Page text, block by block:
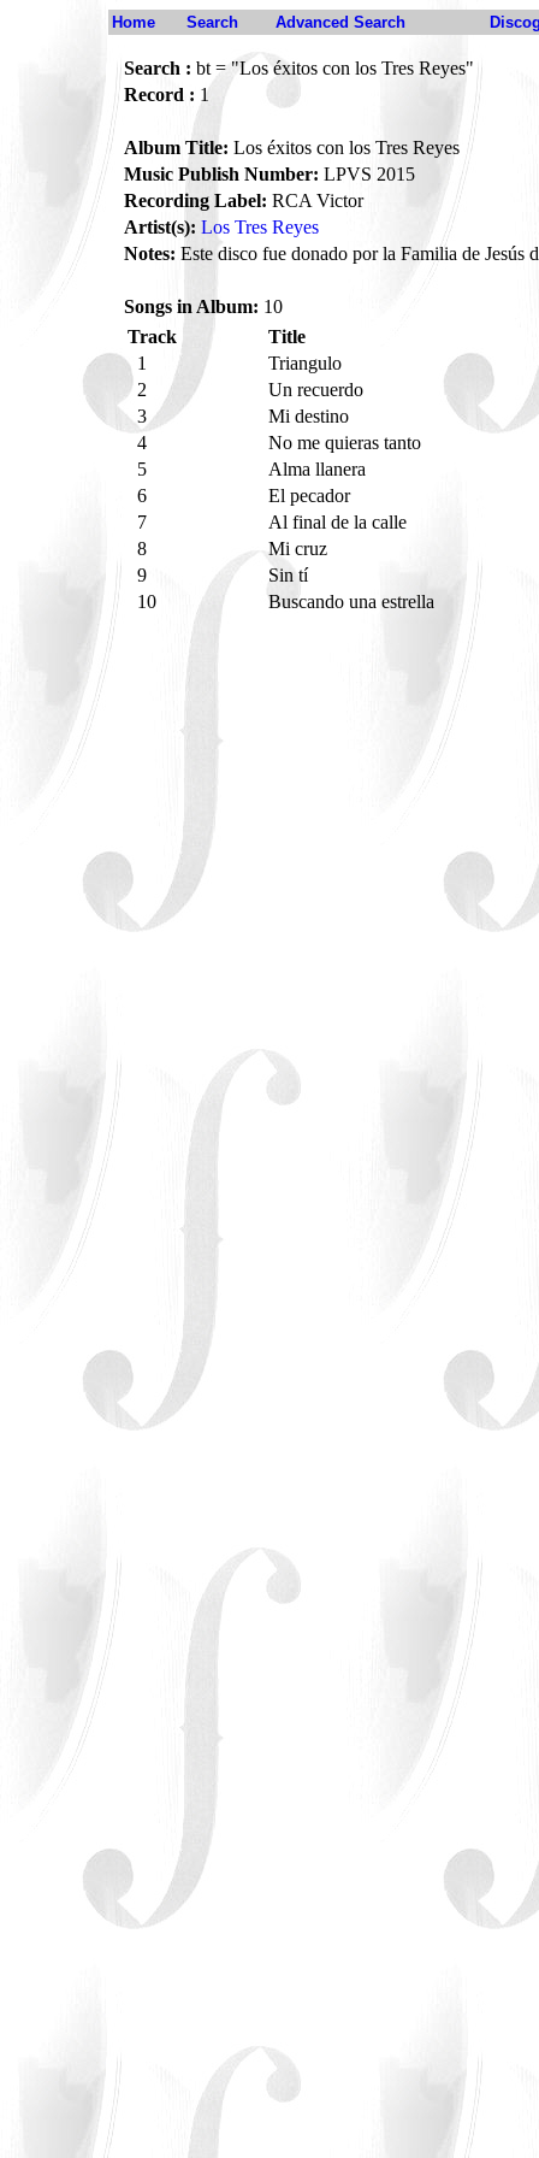
Home Search Advanced Search
Search : bt = "Los éxitos con los Tres Reyes"
Record : 1
Album Title: Los éxitos con los Tres Reyes
Music Publish Number: LPVS 2015
Recording Label: RCA Victor
Artist(s): Los Tres Reyes
Notes: Este disco fue donado por la Familia de Jesús
Songs in Album: 10
Track
Title
1
Triangulo
2
Un recuerdo
3
Mi destino
4
No me quieras tanto
5
Alma llanera
6
El pecador
7
Al final de la calle
8
Mi cruz
9
Sin tí
10
Buscando una estrella